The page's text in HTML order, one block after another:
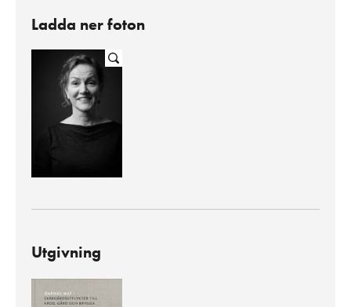
Ladda ner foton
Utgivning